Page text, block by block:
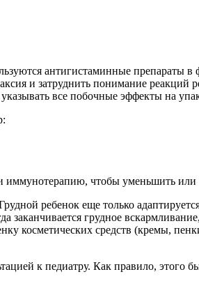
антигистаминные препараты в
и затруднить понимание реакций
все побочные эффекты на
чтобы уменьшить или
ребенок еще только
грудное
косметических средств (кремы,
к педиатру. Как правило, этого